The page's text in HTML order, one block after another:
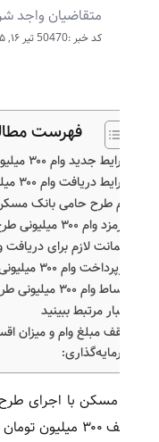
متقاضیان واجد شرایط
تیر ۱۶, ۱۴۰۵
فهرست مطالب
وام ۳۰۰ میلیونی بانک مسکن اعلام شد
وام ۳۰۰ میلیونی طرح حامی بانک مسکن
طرح حامی بانک مسکن به چه
میلیونی طرح حامی بانک مسکن
لازم برای دریافت وام ۳۰۰ میلیونی طرح حامی بانک مسکن
۳۰۰ میلیونی طرح حامی بانک مسکن چند ماهه است؟
میلیونی طرح حامی بانک مسکن
مرتبط ببینید
مبلغ وام و میزان اقساط
با اجرای طرح
تا سقف ۳۰۰ میلیون